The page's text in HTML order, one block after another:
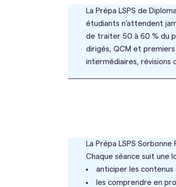
La Prépa LSPS de
étudiants n’attendent
de traiter 50 à 60 % du
dirigés, QCM et premiers
intermédiaires, révisions
La Prépa LSPS
Chaque séance suit une
anticiper les contenus
les comprendre en